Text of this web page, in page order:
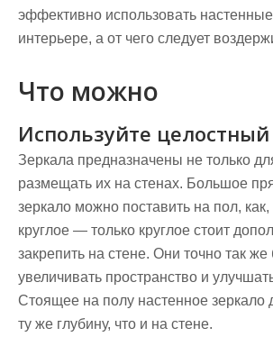
эффективно использовать
интерьере, а от чего следует
Что можно
Используйте
Зеркала предназначены не только
размещать их на стенах. Большое
зеркало можно поставить на пол,
круглое — только круглое стоит
закрепить на стене. Они точно так же
увеличивать пространство и
Стоящее на полу настенное зеркало
ту же глубину, что и на стене.